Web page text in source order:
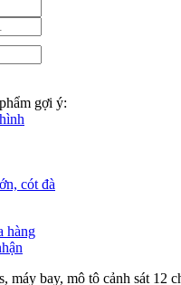
gợi ý:
cót đà
hàng
máy bay, mô tô cảnh sát 12